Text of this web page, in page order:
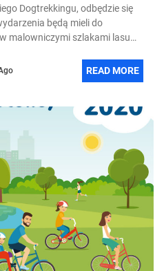
Dogtrekkingu, odbędzie się
będą mieli do
malowniczymi szlakami lasu
READ MORE